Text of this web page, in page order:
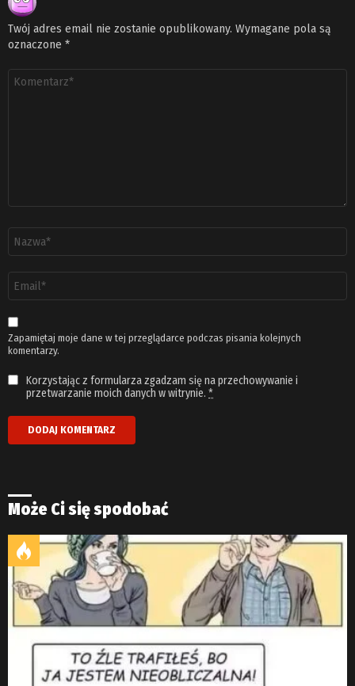
Twój adres email nie zostanie opublikowany. Wymagane pola są
oznaczone *
Komentarz
email
*
Zapamiętaj moje dane w tej przeglądarce podczas pisania kolejnych
komentarzy.
Korzystając z formularza zgadzam się na przechowywanie i
przetwarzanie moich danych w witrynie. *
Może Ci się spodobać